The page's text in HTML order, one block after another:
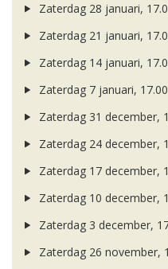
Zaterdag 28 januari,
Zaterdag 21 januari,
Zaterdag 14 januari,
Zaterdag 7 januari,
Zaterdag 31 december,
Zaterdag 24 december,
Zaterdag 17 december,
Zaterdag 10 december,
Zaterdag 3 december,
Zaterdag 26 november,